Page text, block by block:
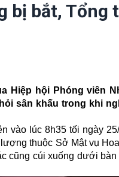
bị bắt, Tổng
Hiệp hội Phóng viên
sân khấu trong khi
vào lúc 8h35 tối ngày
thuộc Sở Mật vụ
cũng cúi xuống dưới bàn